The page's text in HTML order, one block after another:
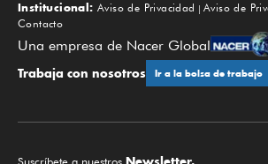
Institucional: Aviso de Privacidad
Aviso de
Contacto
Una empresa de Nacer Global
Trabaja con nosotros Ir a la bolsa de trabajo
Suscríbete a nuestros Newsletter.